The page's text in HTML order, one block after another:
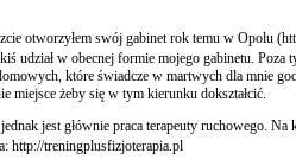
otworzyłem swój gabinet rok temu w Opolu
udział w obecnej formie mojego gabinetu.
które świadcze w martwych dla mnie
miejsce żeby się w tym kierunku dokształcić.
jest głównie praca terapeuty ruchowego.
http://treningplusfizjoterapia.pl